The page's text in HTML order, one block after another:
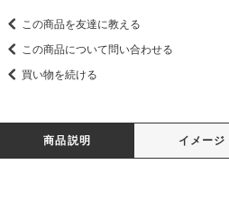
この商品を友達に教える
この商品について問い合わせる
買い物を続ける
商品説明 イメージ